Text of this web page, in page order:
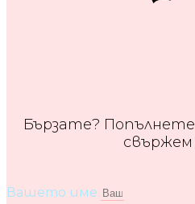
Бързате?
свържем
Вашето име